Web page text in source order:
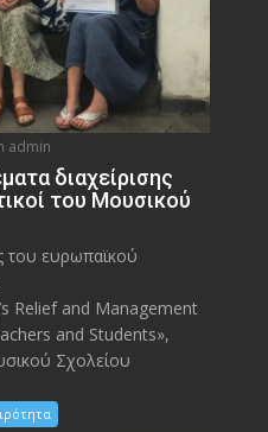
admin
διαχείρισης
του Μουσικού
του ευρωπαϊκού
Relief and Management
and Students»,
Σχολείου